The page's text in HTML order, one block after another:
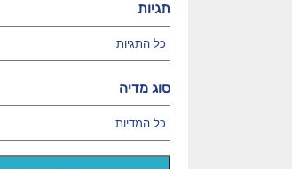
תגיות
סוג מדיה